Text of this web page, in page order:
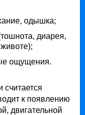
одышка;
диарея,
ощущения.
к появлению
двигательной